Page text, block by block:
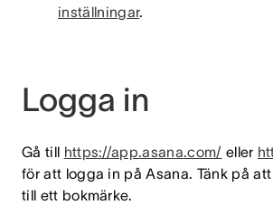
inställningar.
Logga in
Gå till https://app.asana.com/ eller
för att logga in på Asana. Tänk på
till ett bokmärke.